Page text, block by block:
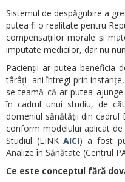
Sistemul de despăgubire a
putea fi o realitate pentru
compensațiilor morale și
imputate medicilor, dar nu
Pacienții ar putea beneficia
târâți ani întregi prin
se teamă că ar putea
în cadrul unui studiu, de
domeniul sănătății din cadrul
conform modelului aplicat
Studiul (LINKAICI) a fost
Analize în Sănătate (Centrul
Ce este conceptul fără